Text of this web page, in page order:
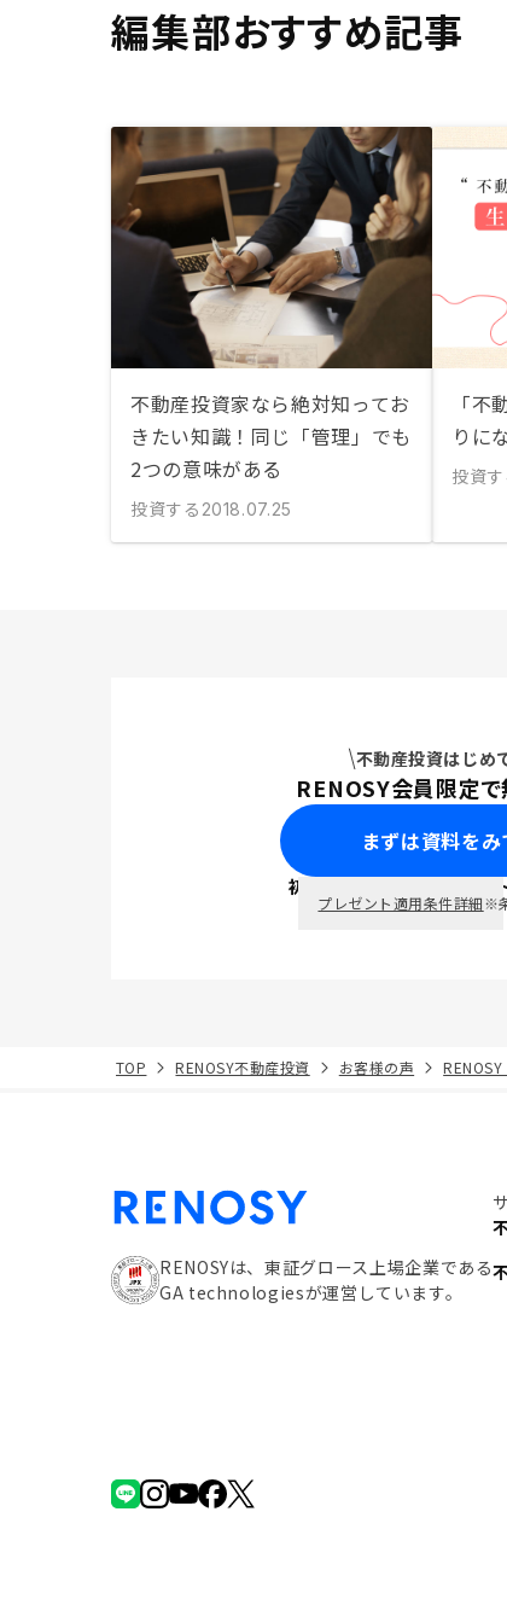
編集部おすすめ記事
不動産投資家なら絶対知ってお
きたい知識！同じ「管理」でも
2つの意味がある
投資する 2018.07.25
「
りに
投資す
不動産投資はじめ
RENOSY会員限定で
まずは資料をみ
初回面談で ポイン
プレゼント適用条件詳細※
TOP RENOSY不動産投資 お客様の声
RENOSYは、東証グロース上場企業である
GA technologiesが運営しています。